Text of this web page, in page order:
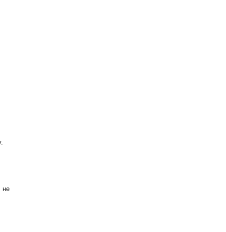
не